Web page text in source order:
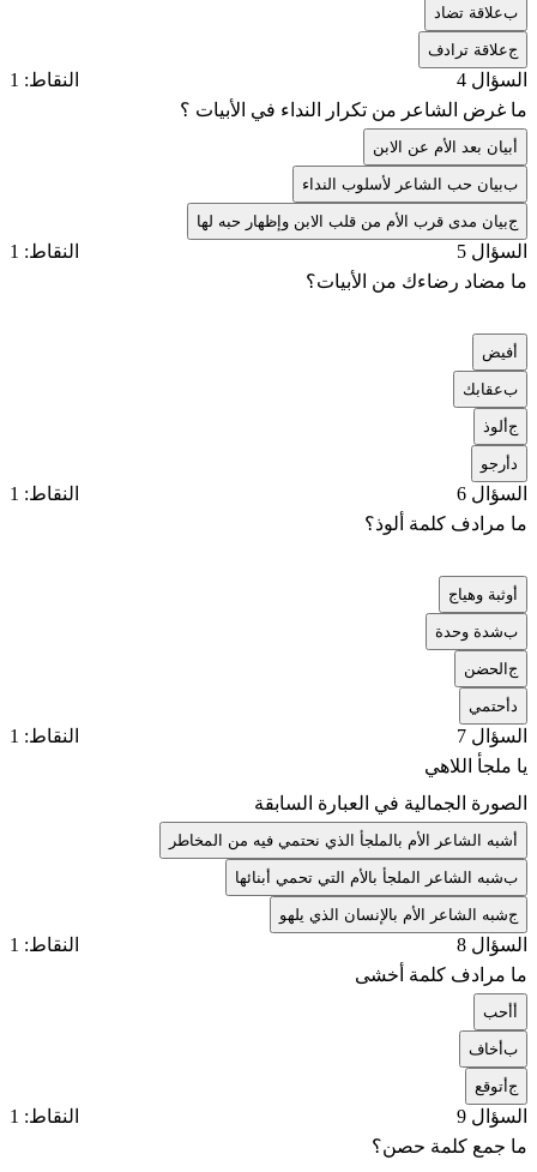
بعلاقة تضاد
جعلاقة ترادف
السؤال 4
النقاط: 1
ما غرض الشاعر من تكرار النداء في الأبيات ؟
بيان بعد الأم عن الابن
ببيان حب الشاعر لأسلوب النداء
جبيان مدى قرب الأم من قلب الابن وإظهار حبه لها
السؤال 5
النقاط: 1
ما مضاد رضاءك من الأبيات؟
فيض
بعقابك
جألوذ
أرجو
السؤال 6
النقاط: 1
ما مرادف كلمة ألوذ؟
وثبة وهياج
بشدة وحدة
جالحضن
أحتمي
السؤال 7
النقاط: 1
يا ملجأ اللاهي
الصورة الجمالية في العبارة السابقة
شبه الشاعر الأم بالملجأ الذي نحتمي فيه من المخاطر
بشبه الشاعر الملجأ بالأم التي تحمي أبنائها
جشبه الشاعر الأم بالإنسان الذي يلهو
السؤال 8
النقاط: 1
ما مرادف كلمة أخشى
أحب
بأخاف
جأتوقع
السؤال 9
النقاط: 1
ما جمع كلمة حصن؟